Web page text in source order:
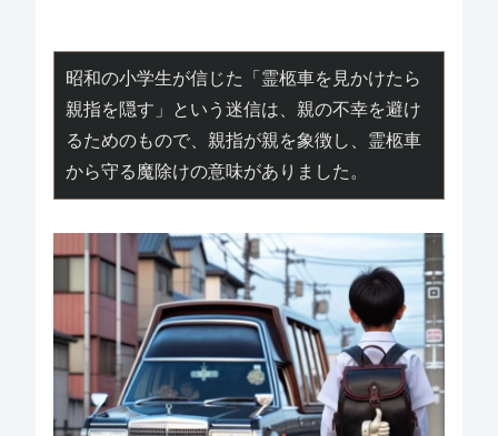
昭和の小学生が信じた「霊柩車を見かけたら
親指を隠す」という迷信は、親の不幸を避け
るためのもので、親指が親を象徴し、霊柩車
から守る魔除けの意味がありました。